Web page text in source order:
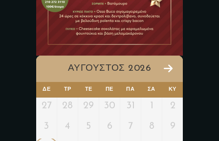
ΑΎΓΟΥΣΤΟΣ 2026
ΔΕ ΤΡ ΤΕ ΠΕ ΠΑ ΣΑ ΚΥ
27 28 29 30 31 1 2
3 4 5 6 7 8 9